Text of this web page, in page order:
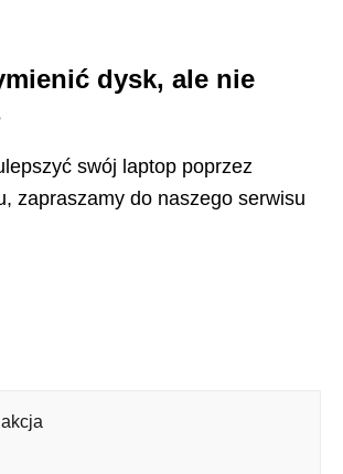
dysk, ale nie
swój laptop poprzez
zapraszamy do naszego serwisu